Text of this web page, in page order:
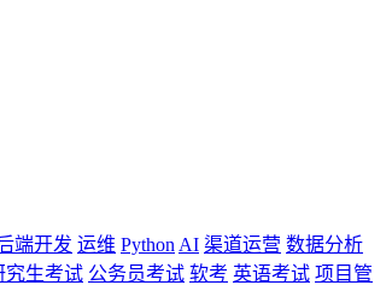
端开发 运维 Python AI 渠道运营 数据分析
究生考试 公务员考试 软考 英语考试 项目管